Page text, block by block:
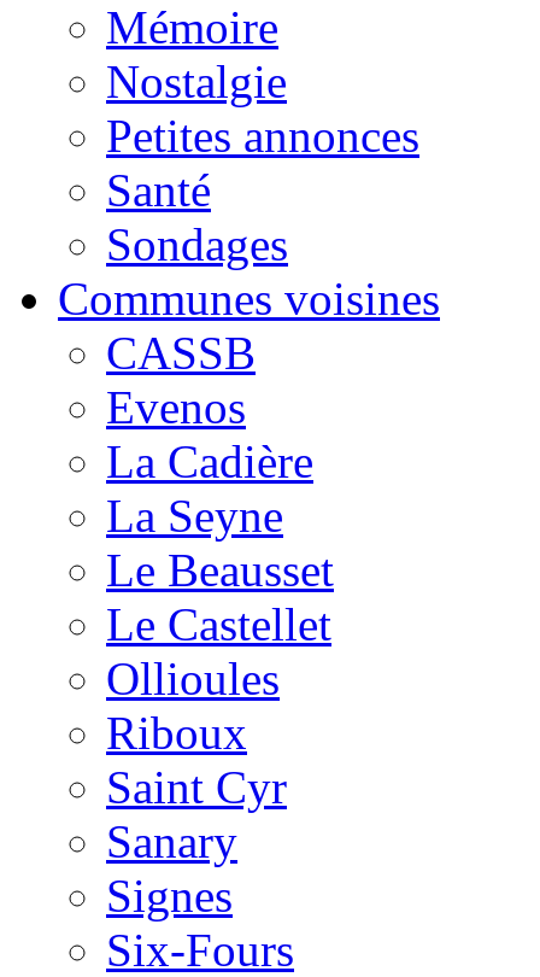
Mémoire
Nostalgie
Petites annonces
Santé
Sondages
Communes voisines
CASSB
Evenos
La Cadière
La Seyne
Le Beausset
Le Castellet
Ollioules
Riboux
Saint Cyr
Sanary
Signes
Six-Fours